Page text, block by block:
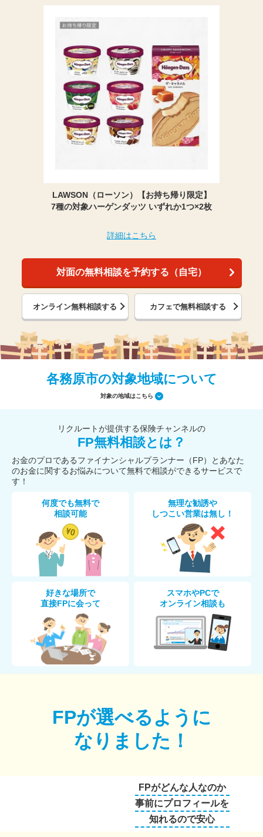
LAWSON（ローソン）【お持ち帰り限定】
7種の対象ハーゲンダッツ いずれか1つ×2枚
詳細はこちら
対面の無料相談を予約する（自宅）
オンライン無料相談する カフェで無料相談する
各務原市の対象地域について
対象の地域はこちら
リクルートが提供する保険チャンネルの
FP無料相談とは？
お金のプロであるファイナンシャルプランナー（FP）とあなた
のお金に関するお悩みについて無料で相談ができるサービスで
す！
何度でも無料で
相談可能
無理な勧誘や
しつこい営業は無し！
好きな場所で
直接FPに会って
スマホやPCで
オンライン相談も
FPが選べるように
なりました！
FPがどんな人なのか
事前にプロフィールを
知れるので安心